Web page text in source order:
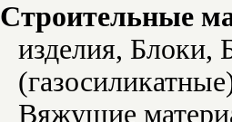
Строительные
изделия, Блоки,
Вяжущие